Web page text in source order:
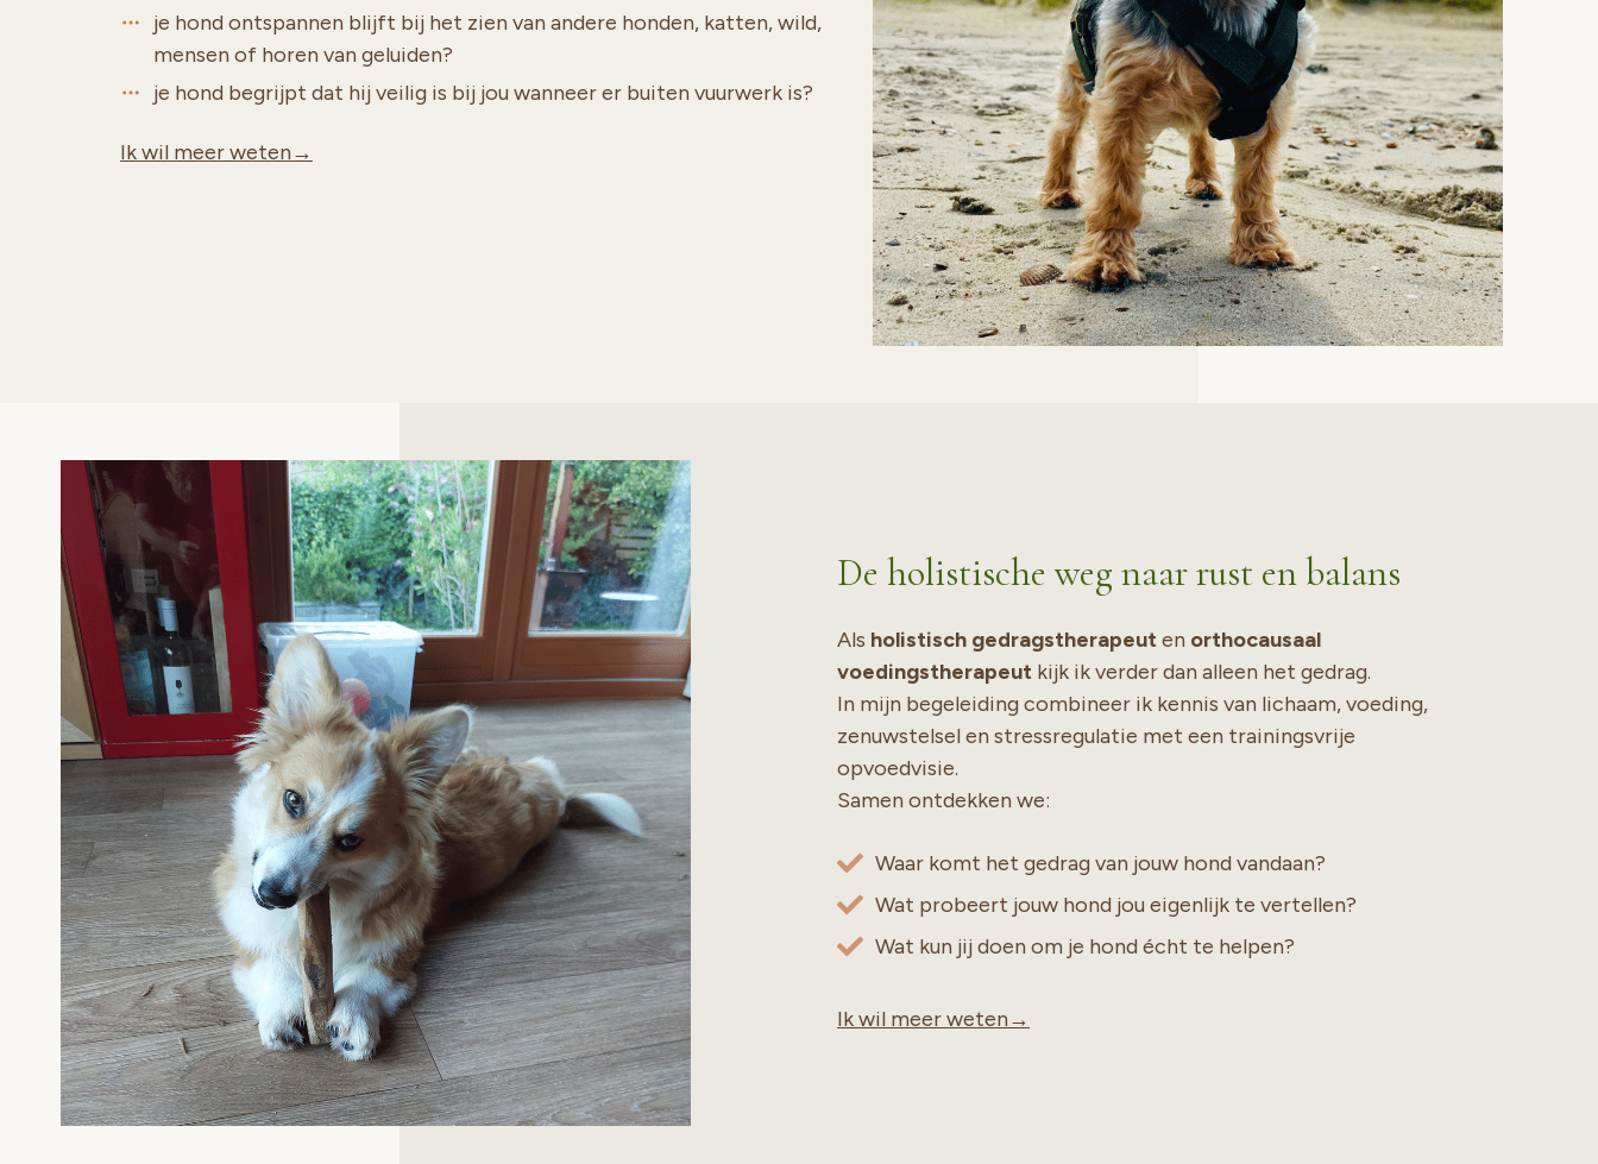
je hond ontspannen blijft bij het zien van andere honden, katten, wild,
mensen of horen van geluiden?
je hond begrijpt dat hij veilig is bij jou wanneer er buiten vuurwerk is?
Ik wil meer weten→
De holistische weg naar rust en balans
Als holistisch gedragstherapeuten orthocausaal
voedingstherapeut kijk ik verder dan alleen het gedrag.
In mijn begeleiding combineer ik kennis van lichaam, voeding,
zenuwstelsel en stressregulatie met een trainingsvrije
opvoedvisie.
Samen ontdekken we:
Waar komt het gedrag van jouw hond vandaan?
Wat probeert jouw hond jou eigenlijk te vertellen?
Wat kun jij doen om je hond écht te helpen?
Ik wil meer weten→